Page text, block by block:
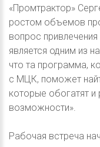
«Промтрактор»
ростом объемов
вопрос
является одним из
что та программа,
с МЦК, поможет
которые обогатят
возможности».
Рабочая встреча